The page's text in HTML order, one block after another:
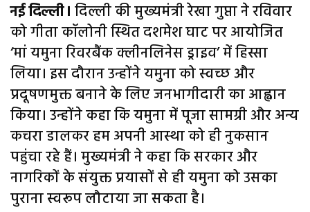
नई दिल्ली। दिल्ली की मुख्यमंत्री रेखा गुप्ता ने रविवार
को गीता कॉलोनी स्थित दशमेश घाट पर आयोजित
‘मां यमुना रिवरबैंक क्लीनलिनेस ड्राइव’ में हिस्सा
लिया। इस दौरान उन्होंने यमुना को स्वच्छ और
प्रदूषणमुक्त बनाने के लिए जनभागीदारी का आह्वान
किया। उन्होंने कहा कि यमुना में पूजा सामग्री और अन्य
कचरा डालकर हम अपनी आस्था को ही नुकसान
पहुंचा रहे हैं। मुख्यमंत्री ने कहा कि सरकार और
नागरिकों के संयुक्त प्रयासों से ही यमुना को उसका
पुराना स्वरूप लौटाया जा सकता है।